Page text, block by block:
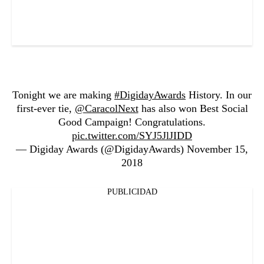
Tonight we are making #DigidayAwards History. In our
first-ever tie, @CaracolNexthas also won Best Social
Good Campaign! Congratulations.
pic.twitter.com/SYJ5JlJIDD
— Digiday Awards (@DigidayAwards) November 15,
2018
PUBLICIDAD